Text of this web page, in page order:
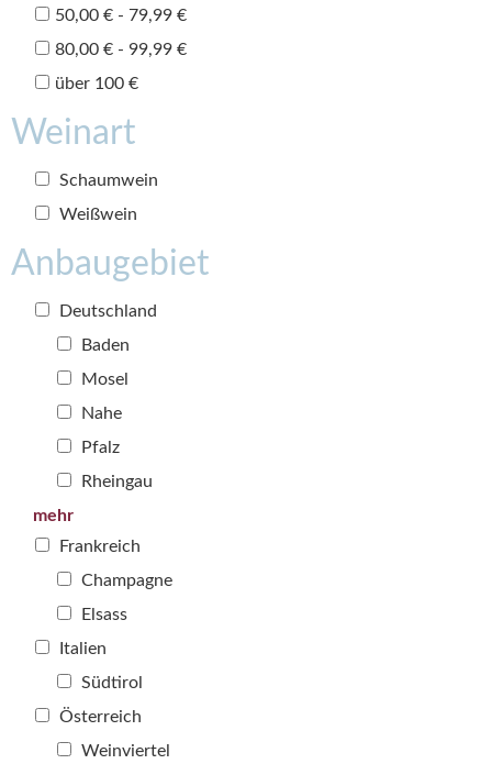
50,00 € - 79,99 €
80,00 € - 99,99 €
über 100 €
Weinart
Schaumwein
Weißwein
Anbaugebiet
Deutschland
Baden
Mosel
Nahe
Pfalz
Rheingau
mehr
Frankreich
Champagne
Elsass
Italien
Südtirol
Österreich
Weinviertel